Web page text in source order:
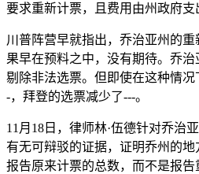
要求重新计票，且费用由州政府支
川普阵营早就指出，乔治亚州的
果早在预料之中，没有期待。乔
剔除非法选票。但即使在这种情
-，拜登的选票减少了---。
11月18日，律师林·伍德针对乔治
有无可辩驳的证据，证明乔州的地
报告原来计票的总数，而不是报